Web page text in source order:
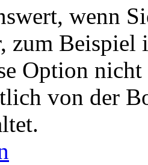
wenn
zum Beispiel
Option
von der